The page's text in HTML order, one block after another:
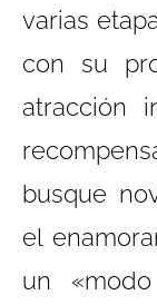
varias
con su
atracción
busque
el
un